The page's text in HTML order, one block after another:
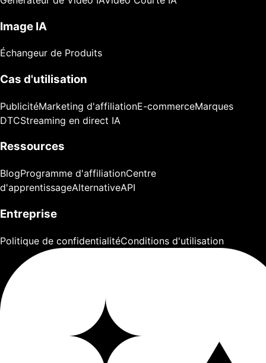
Image IA
Échangeur de Produits
Cas d'utilisation
PublicitéMarketing d'affiliationE-commerceMarques
DTCStreaming en direct IA
Ressources
BlogProgramme d'affiliationCentre
d'apprentissageAlternativeAPI
Entreprise
Politique de confidentialitéConditions d'utilisation